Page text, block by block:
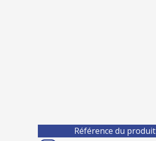
Référence du produit